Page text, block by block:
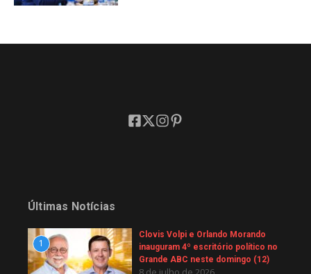
Últimas Notícias
1
Clovis Volpi e Orlando Morando
inauguram 4º escritório político no
Grande ABC neste domingo (12)